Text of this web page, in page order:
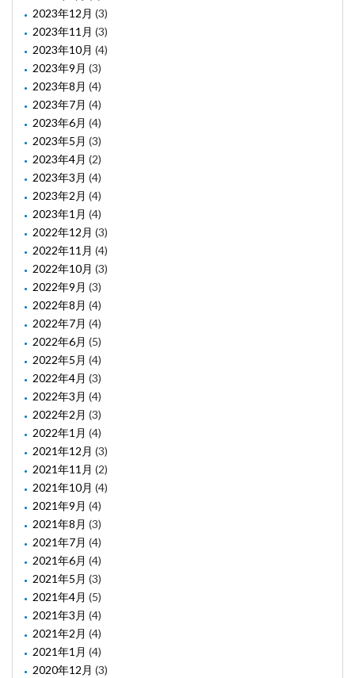
2023年12月 (3)
2023年11月 (3)
2023年10月 (4)
2023年9月 (3)
2023年8月 (4)
2023年7月 (4)
2023年6月 (4)
2023年5月 (3)
2023年4月 (2)
2023年3月 (4)
2023年2月 (4)
2023年1月 (4)
2022年12月 (3)
2022年11月 (4)
2022年10月 (3)
2022年9月 (3)
2022年8月 (4)
2022年7月 (4)
2022年6月 (5)
2022年5月 (4)
2022年4月 (3)
2022年3月 (4)
2022年2月 (3)
2022年1月 (4)
2021年12月 (3)
2021年11月 (2)
2021年10月 (4)
2021年9月 (4)
2021年8月 (3)
2021年7月 (4)
2021年6月 (4)
2021年5月 (3)
2021年4月 (5)
2021年3月 (4)
2021年2月 (4)
2021年1月 (4)
2020年12月 (3)